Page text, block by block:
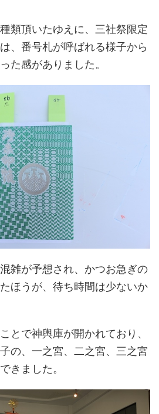
類頂いたゆえに、三社祭限定
、番号札が呼ばれる様子から
た感がありました。
雑が予想され、かつお急ぎの
ほうが、待ち時間は少ないか
とで神輿庫が開かれており、
の、一之宮、二之宮、三之宮
きました。